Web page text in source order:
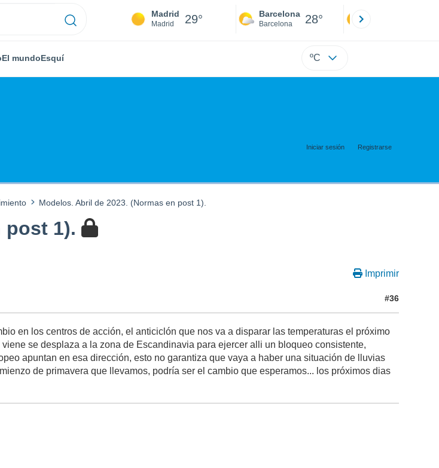
Madrid
Madrid 29° Barcelona
Barcelona 28°
El mundoEsquí ºC
Iniciar sesión Registrarse
Modelos. Abril de 2023. (Normas en post 1).
post 1).
Imprimir
#36
en los centros de acción, el anticiclón que nos va a disparar las temperaturas el próximo
se desplaza a la zona de Escandinavia para ejercer alli un bloqueo consistente,
apuntan en esa dirección, esto no garantiza que vaya a haber una situación de lluvias
de primavera que llevamos, podría ser el cambio que esperamos... los próximos dias